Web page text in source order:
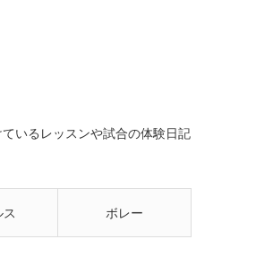
いるレッスンや試合の体験日記
ス ボレー